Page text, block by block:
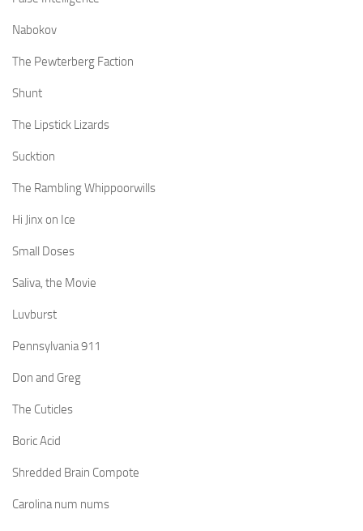
Nabokov
The Pewterberg Faction
Shunt
The Lipstick Lizards
Sucktion
The Rambling Whippoorwills
Hi Jinx on Ice
Small Doses
Saliva, the Movie
Luvburst
Pennsylvania 911
Don and Greg
The Cuticles
Boric Acid
Shredded Brain Compote
Carolina num nums